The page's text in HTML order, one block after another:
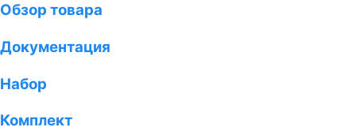
Обзор товара
Документация
Набор
Комплект